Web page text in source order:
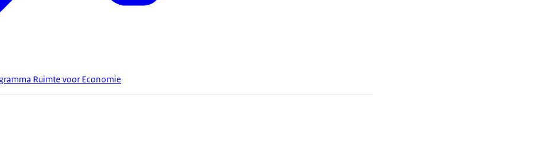
Ruimte voor Economie